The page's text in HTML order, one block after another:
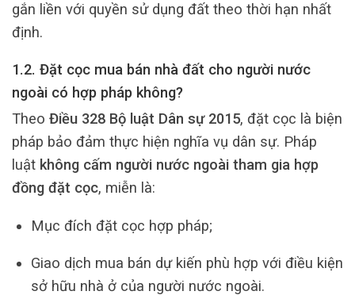
gắn liền với quyền sử dụng đất theo thời hạn nhất
định.
1.2. Đặt cọc mua bán nhà đất cho người nước
ngoài có hợp pháp không?
Theo Điều 328 Bộ luật Dân sự 2015, đặt cọc là biện
pháp bảo đảm thực hiện nghĩa vụ dân sự. Pháp
luật không cấm người nước ngoài tham gia hợp
đồng đặt cọc, miễn là:
Mục đích đặt cọc hợp pháp;
Giao dịch mua bán dự kiến phù hợp với điều kiện
sở hữu nhà ở của người nước ngoài.